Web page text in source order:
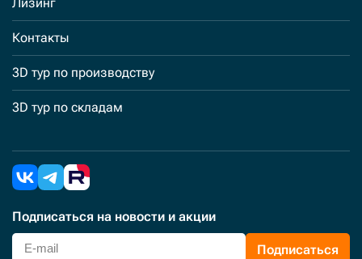
Контакты
3D тур по производству
3D тур по складам
Подписаться на новости и акции
Подписаться